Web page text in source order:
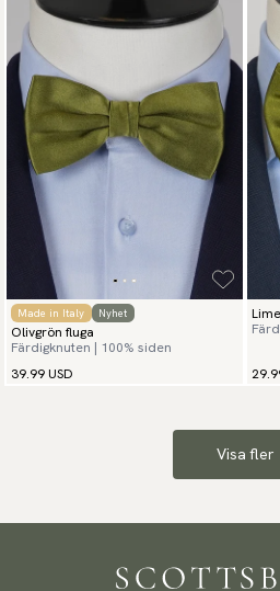
Made in Italy Nyhet
Olivgrön fluga
Färdigknuten | 100% siden
39.99 USD
Visa fler